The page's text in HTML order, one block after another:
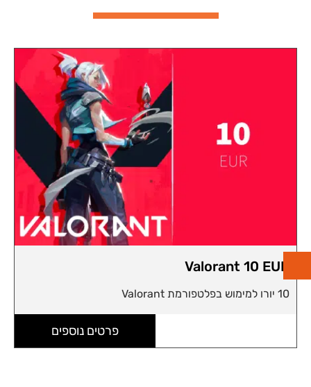
Valorant 10 EUR
10 יורו למימוש בפלטפורמת Valorant
פרטים נוספים